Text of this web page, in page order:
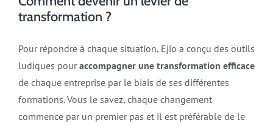
transformation ?
Pour répondre à chaque situation, Ejio a conçu des outils
ludiques pouraccompagner une transformation efficace
de chaque entreprise par le biais de ses différentes
formations. Vous le savez, chaque changement
commence par un premier pas et il est préférable de le